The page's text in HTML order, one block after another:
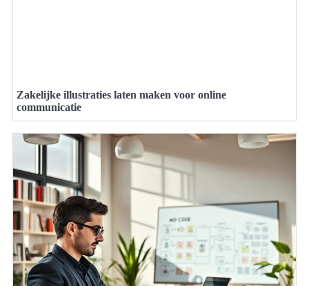
Zakelijke illustraties laten maken voor online
communicatie